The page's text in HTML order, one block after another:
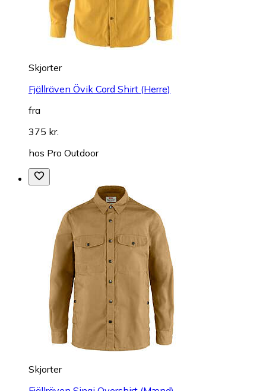
Skjorter
Fjällräven Övik Cord Shirt (Herre)
fra
375 kr.
hos Pro Outdoor
Skjorter